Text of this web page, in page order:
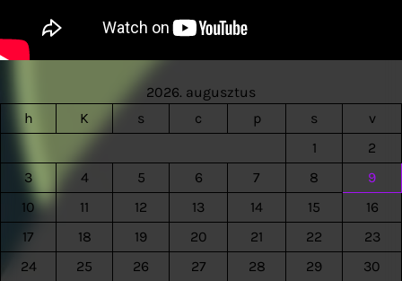
2026. augusztus
h
K s c p s
v
1
2
3
4 5 6 7 8
9
10
11 12 13 14 15
16
17
18 19 20 21 22
23
24
25 26 27 28 29
30